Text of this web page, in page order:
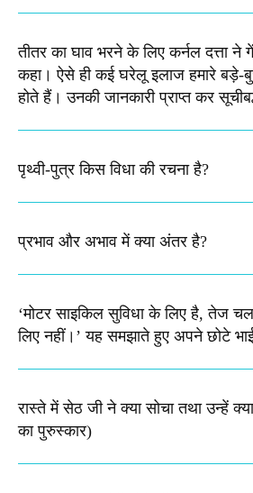
तीतर का घाव भरने के लिए कर्नल दत्ता ने
कहा। ऐसे ही कई घरेलू इलाज हमारे बड़े-
होते हैं। उनकी जानकारी प्राप्त कर
पृथ्वी-पुत्र किस विधा की रचना है?
प्रभाव और अभाव में क्या अंतर है?
‘मोटर साइकिल सुविधा के लिए है, तेज
लिए नहीं।’ यह समझाते हुए अपने छोटे
रास्ते में सेठ जी ने क्या सोचा तथा उन्हें
का पुरुस्कार)